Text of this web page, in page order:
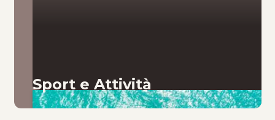
Sport e Attività